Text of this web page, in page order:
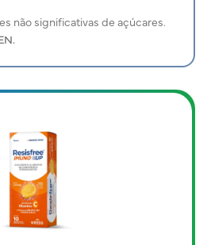
não significativas de açúcares.